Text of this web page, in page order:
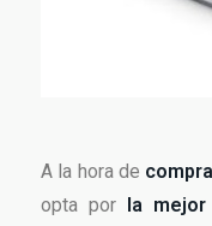
A la hora de
opta por
la